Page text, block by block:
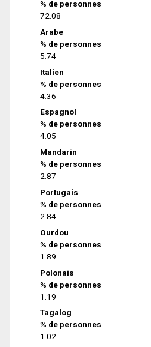
% de personnes
72.08
Arabe
% de personnes
5.74
Italien
% de personnes
4.36
Espagnol
% de personnes
4.05
Mandarin
% de personnes
2.87
Portugais
% de personnes
2.84
Ourdou
% de personnes
1.89
Polonais
% de personnes
1.19
Tagalog
% de personnes
1.02